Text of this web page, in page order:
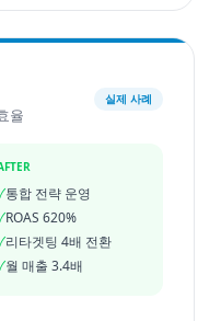
율
실제 사례
통합 전략 운영
ROAS 620%
리타겟팅 4배 전환
월 매출 3.4배